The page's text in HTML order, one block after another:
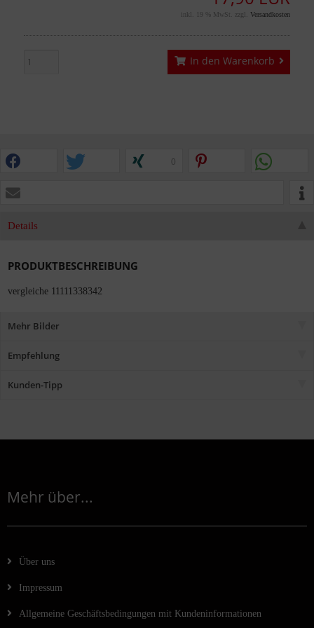
inkl. 19 % MwSt. zzgl. Versandkosten
In den Warenkorb
0
Details
PRODUKTBESCHREIBUNG
vergleiche 11111338342
Mehr Bilder
Empfehlung
Kunden-Tipp
Mehr über...
Über uns
Impressum
Allgemeine Geschäftsbedingungen mit Kundeninformationen